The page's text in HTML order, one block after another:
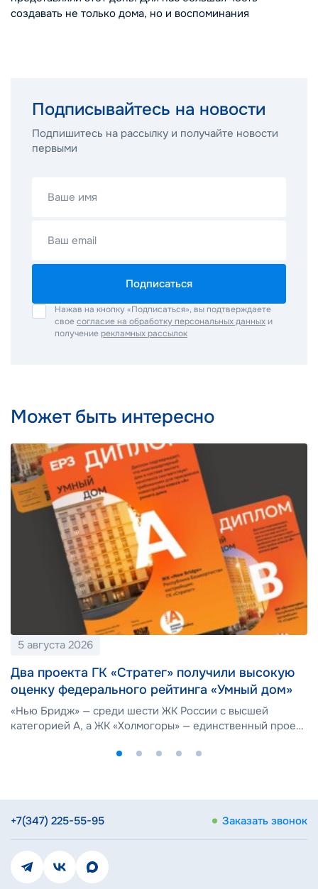
создавать не только дома, но и воспоминания
Подписывайтесь на новости
Подпишитесь на рассылку и получайте новости
первыми
Ваше имя
Ваш email
Подписаться
Нажав на кнопку «Подписаться», вы подтверждаете
своесогласие на обработку персональных данных и
получение рекламных рассылок
Может быть интересно
5 августа 2026
Два проекта ГК «Стратег» получили высокую
оценку федерального рейтинга «Умный дом»
«Нью Бридж» — среди шести ЖК России с высшей
категорией А, а ЖК «Холмогоры» — единственный проект
+7(347) 225-55-95 Заказать звонок